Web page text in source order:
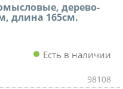
дерево-
длина 165см.
Есть в наличии
98108